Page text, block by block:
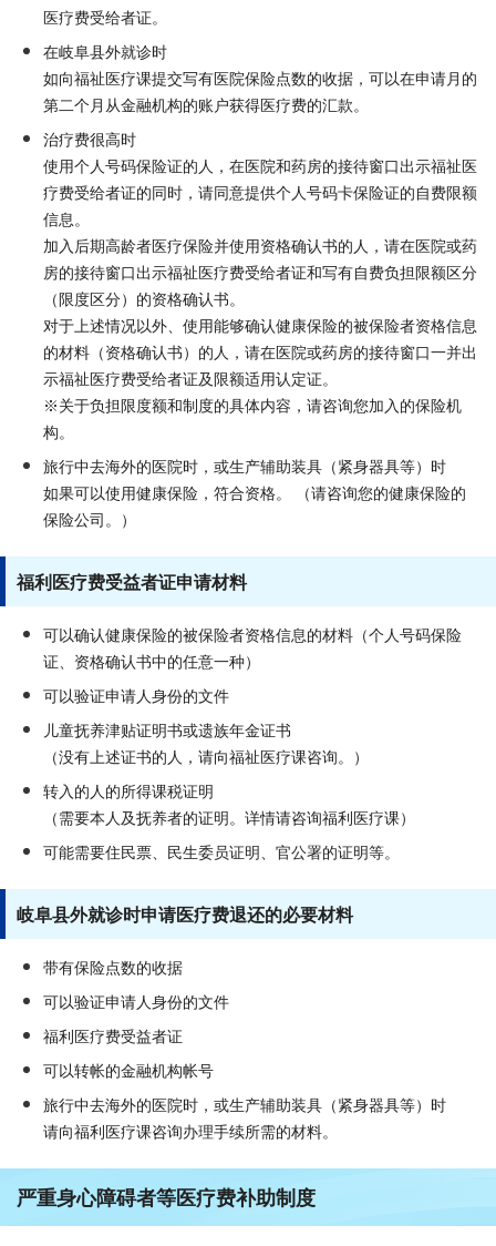
医疗费受给者证。
在岐阜县外就诊时
如向福祉医疗课提交写有医院保险点数的收据，可以在申请月的
第二个月从金融机构的账户获得医疗费的汇款。
治疗费很高时
使用个人号码保险证的人，在医院和药房的接待窗口出示福祉医
疗费受给者证的同时，请同意提供个人号码卡保险证的自费限额
信息。
加入后期高龄者医疗保险并使用资格确认书的人，请在医院或药
房的接待窗口出示福祉医疗费受给者证和写有自费负担限额区分
（限度区分）的资格确认书。
对于上述情况以外、使用能够确认健康保险的被保险者资格信息
的材料（资格确认书）的人，请在医院或药房的接待窗口一并出
示福祉医疗费受给者证及限额适用认定证。
※关于负担限度额和制度的具体内容，请咨询您加入的保险机
构。
旅行中去海外的医院时，或生产辅助装具（紧身器具等）时
如果可以使用健康保险，符合资格。 （请咨询您的健康保险的
保险公司。）
福利医疗费受益者证申请材料
可以确认健康保险的被保险者资格信息的材料（个人号码保险
证、资格确认书中的任意一种）
可以验证申请人身份的文件
儿童抚养津贴证明书或遗族年金证书
（没有上述证书的人，请向福祉医疗课咨询。）
转入的人的所得课税证明
（需要本人及抚养者的证明。详情请咨询福利医疗课）
可能需要住民票、民生委员证明、官公署的证明等。
岐阜县外就诊时申请医疗费退还的必要材料
带有保险点数的收据
可以验证申请人身份的文件
福利医疗费受益者证
可以转帐的金融机构帐号
旅行中去海外的医院时，或生产辅助装具（紧身器具等）时
请向福利医疗课咨询办理手续所需的材料。
严重身心障碍者等医疗费补助制度